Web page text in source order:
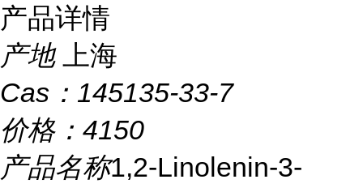
产品详情
产地
上海
Cas： 145135-33-7
价格： 4150
产品名称1,2-Linolenin-3-